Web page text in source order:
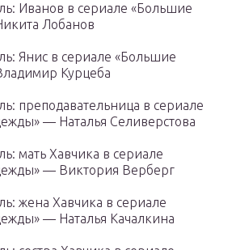
Иванов в сериале «Большие
Лобанов
Янис в сериале «Большие
Курцеба
преподавательница в сериале
— Наталья Селиверстова
мать Хавчика в сериале
— Виктория Верберг
жена Хавчика в сериале
— Наталья Качалкина